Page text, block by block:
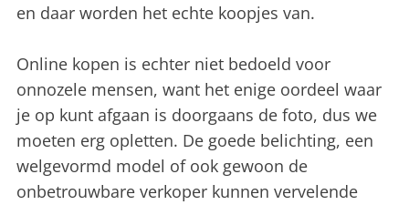
en daar worden het echte koopjes van.
Online kopen is echter niet bedoeld voor
onnozele mensen, want het enige oordeel waar
je op kunt afgaan is doorgaans de foto, dus we
moeten erg opletten. De goede belichting, een
welgevormd model of ook gewoon de
onbetrouwbare verkoper kunnen vervelende